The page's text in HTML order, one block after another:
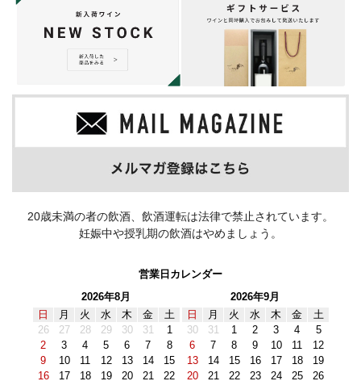
20歳未満の者の飲酒、飲酒運転は法律で禁止されています。
妊娠中や授乳期の飲酒はやめましょう。
営業日カレンダー
2026年8月
日
月 火 水 木 金
土
26
27 28 29 30 31
1
2
3 4 5 6 7
8
9
10 11 12 13 14
15
16
17 18 19 20 21 22
2026年9月
日
月 火 水 木 金
土
30
31 1 2 3 4
5
6
7 8 9 10 11
12
13
14 15 16 17 18
19
20
21 22 23 24 25 26